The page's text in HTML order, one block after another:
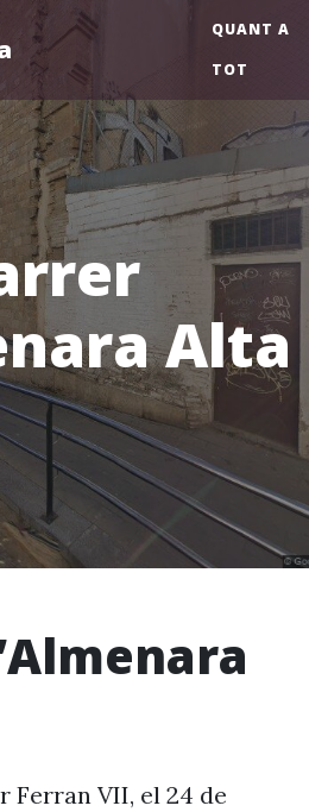
QUANT A
TOT
Alta
Ferran VII, el 24 de